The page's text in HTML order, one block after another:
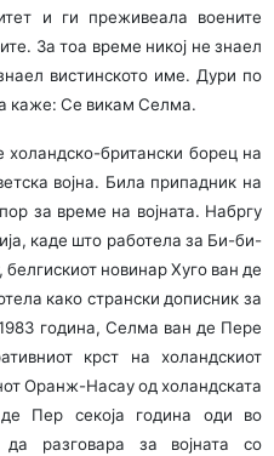
и ги преживеала воените
За тоа време никој не знаел
вистинското име. Дури по
каже: Се викам Селма.
британски борец на
војна. Била припадник на
за време на војната. Набргу
каде што работела за Би-би-
новинар Хуго ван де
како странски дописник за
година, Селма ван де Пере
крст на холандскиот
Оранж-Насау од холандската
Пер секоја година оди во
разговара за војната со